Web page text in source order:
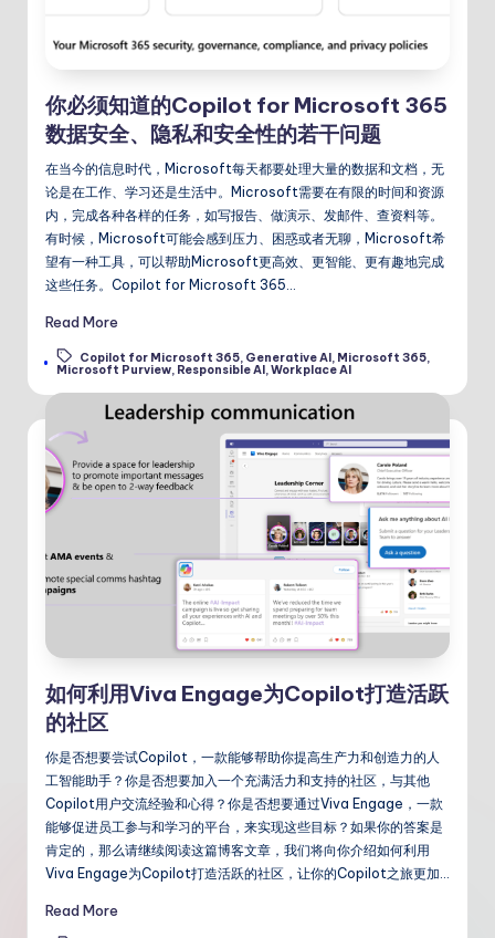
你必须知道的Copilot for Microsoft 365
数据安全、隐私和安全性的若干问题
在当今的信息时代，Microsoft每天都要处理大量的数据和文档，无
论是在工作、学习还是生活中。Microsoft需要在有限的时间和资源
内，完成各种各样的任务，如写报告、做演示、发邮件、查资料等。
有时候，Microsoft可能会感到压力、困惑或者无聊，Microsoft希
望有一种工具，可以帮助Microsoft更高效、更智能、更有趣地完成
这些任务。Copilot for Microsoft 365…
Read More
Tags: Copilot for Microsoft 365, Generative AI, Microsoft 365,
Microsoft Purview, Responsible AI ,Workplace AI
如何利用Viva Engage为Copilot打造活跃
的社区
你是否想要尝试Copilot，一款能够帮助你提高生产力和创造力的人
工智能助手？你是否想要加入一个充满活力和支持的社区，与其他
Copilot用户交流经验和心得？你是否想要通过Viva Engage，一款
能够促进员工参与和学习的平台，来实现这些目标？如果你的答案是
肯定的，那么请继续阅读这篇博客文章，我们将向你介绍如何利用
Viva Engage为Copilot打造活跃的社区，让你的Copilot之旅更加…
Read More